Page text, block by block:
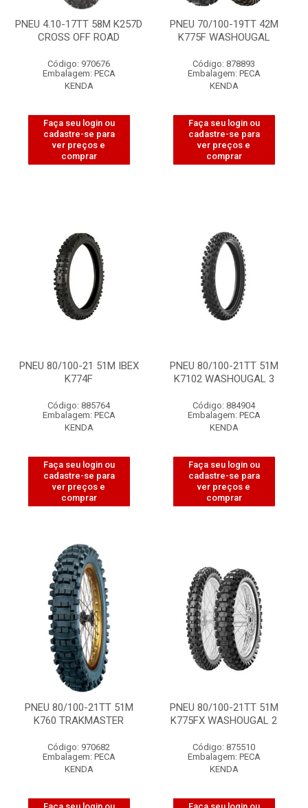
PNEU 4.10-17TT 58M K257D
CROSS OFF ROAD
Código: 970676
Embalagem: PECA
KENDA
Faça seu login ou
cadastre-se para
ver preços e
comprar
PNEU 70/100-19TT 42M
K775F WASHOUGAL
Código: 878893
Embalagem: PECA
KENDA
Faça seu login ou
cadastre-se para
ver preços e
comprar
PNEU 80/100-21 51M IBEX
K774F
Código: 885764
Embalagem: PECA
KENDA
Faça seu login ou
cadastre-se para
ver preços e
comprar
PNEU 80/100-21TT 51M
K7102 WASHOUGAL 3
Código: 884904
Embalagem: PECA
KENDA
Faça seu login ou
cadastre-se para
ver preços e
comprar
PNEU 80/100-21TT 51M
K760 TRAKMASTER
Código: 970682
Embalagem: PECA
KENDA
PNEU 80/100-21TT 51M
K775FX WASHOUGAL 2
Código: 875510
Embalagem: PECA
KENDA